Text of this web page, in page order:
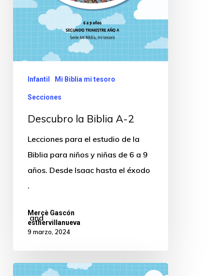
Infantil Mi Biblia mi tesoro
Secciones
Descubro la Biblia A-2
Lecciones para el estudio de la
Biblia para niños y niñas de 6 a 9
años. Desde Isaac hasta el éxodo
.
Mercè Gascón
and
esthervillanueva
9 marzo, 2024